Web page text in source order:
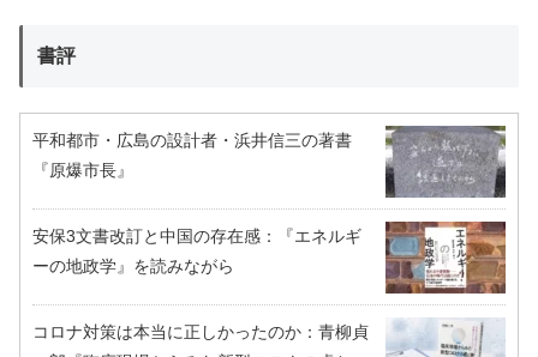
書評
平和都市・広島の設計者・浜井信三の著書
『原爆市長』
安保3文書改訂と中国の存在感：『エネルギ
ーの地政学』を読みながら
コロナ対策は本当に正しかったのか：青柳貞